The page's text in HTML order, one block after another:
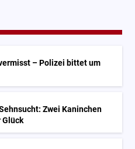
– Polizei bittet um
Zwei Kaninchen
Glück